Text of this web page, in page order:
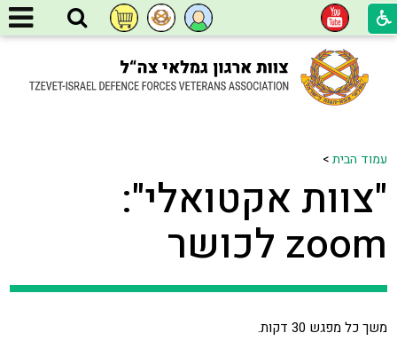
עמוד הבית>
"צוות אקטואלי":
zoom לכושר
משך כל מפגש 30 דקות.